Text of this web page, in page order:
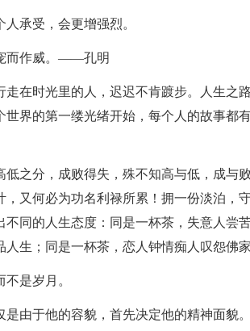
承受，会更增强烈。
而作威。——孔明
走在时光里的人，迟迟不肯踱步。人生之
世界的第一缕光绪开始，每个人的故事都
低之分，成败得失，殊不知高与低，成与
又何必为功名利禄所累！拥一份淡泊，
同的人生态度：同是一杯茶，失意人尝
生；同是一杯茶，恋人钟情痴人叹怨佛
是岁月。
是由于他的容貌，首先决定他的精神面貌